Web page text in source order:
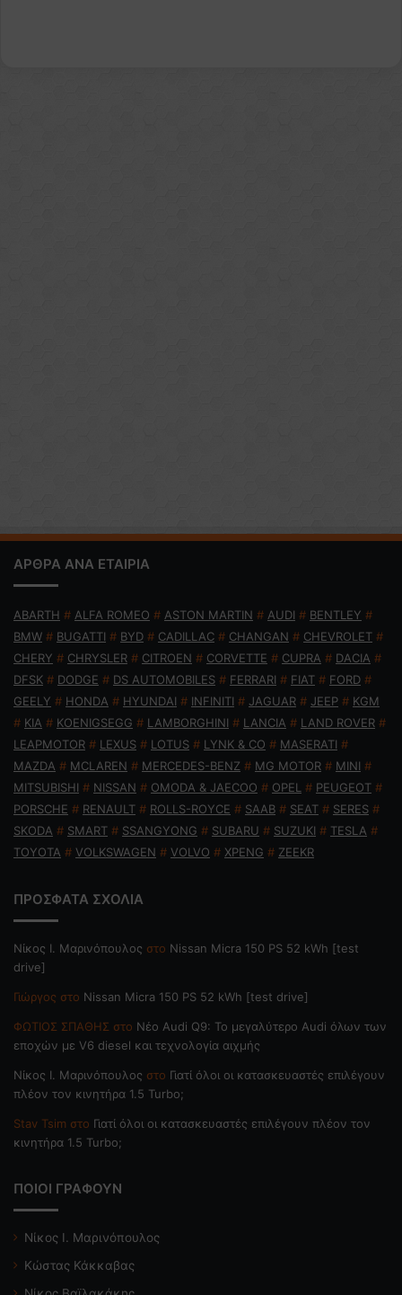
ΑΡΘΡΑ ΑΝΑ ΕΤΑΙΡΙΑ
ABARTH # ALFA ROMEO # ASTON MARTIN # AUDI # BENTLEY #
BMW # BUGATTI # BYD # CADILLAC # CHANGAN # CHEVROLET #
CHERY # CHRYSLER # CITROEN # CORVETTE # CUPRA # DACIA #
DFSK # DODGE # DS AUTOMOBILES # FERRARI # FIAT # FORD #
GEELY # HONDA # HYUNDAI # INFINITI # JAGUAR # JEEP # KGM
# KIA # KOENIGSEGG # LAMBORGHINI # LANCIA # LAND ROVER #
LEAPMOTOR # LEXUS # LOTUS # LYNK & CO # MASERATI #
MAZDA # MCLAREN # MERCEDES-BENZ # MG MOTOR # MINI #
MITSUBISHI # NISSAN # OMODA & JAECOO # OPEL # PEUGEOT #
PORSCHE # RENAULT # ROLLS-ROYCE # SAAB # SEAT # SERES #
SKODA # SMART # SSANGYONG # SUBARU # SUZUKI # TESLA #
TOYOTA # VOLKSWAGEN # VOLVO # XPENG # ZEEKR
ΠΡΟΣΦΑΤΑ ΣΧΟΛΙΑ
Nίκος Ι. Mαρινόπουλος στο Nissan Micra 150 PS 52 kWh [test
drive]
Γιώργος στο Nissan Micra 150 PS 52 kWh [test drive]
ΦΩΤΙΟΣ ΣΠΑΘΗΣ στο Νέο Audi Q9: Το μεγαλύτερο Audi όλων των
εποχών με V6 diesel και τεχνολογία αιχμής
Nίκος Ι. Mαρινόπουλος στο Γιατί όλοι οι κατασκευαστές επιλέγουν
πλέον τον κινητήρα 1.5 Turbo;
Stav Tsim στο Γιατί όλοι οι κατασκευαστές επιλέγουν πλέον τον
κινητήρα 1.5 Turbo;
ΠΟΙΟΙ ΓΡΑΦΟΥΝ
Νίκος Ι. Μαρινόπουλος
Κώστας Κάκκαβας